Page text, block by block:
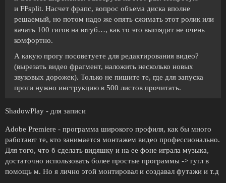
и FFsplit. Насчет фрапс, вопрос объема диска вполне
решаемый, но потом надо же опять сжимать этот ролик или
качать 100 гигов на ютуб…, как то это выглядит не очень
комфортно.
А какую прогу посоветуете для редактирования видео?
(вырезать видео фрагмент, наложить несколько новых
звуковых дорожек). Только не пишите те, где для запуска
проги нужно инструкцию в 500 листов прочитать.
ShadowPlay - для записи
Adobe Premiere - программа широкого профиля, как бы много
работают те, кто занимается монтажем видео профессионально.
Для того, что б сделать видяшку и на ее фоне играла музыка,
достаточно использовать более простые программы -> гугл в
помощь м. Но я лично этой монтировал и создавал футажи и т.д